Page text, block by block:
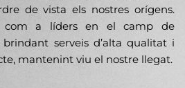
de vista els nostres orígens.
com a líders en el camp de
serveis d’alta qualitat i
mantenint viu el nostre llegat.